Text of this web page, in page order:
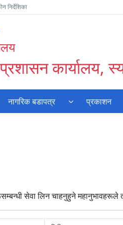
निर्देशिका
कार्यालय,
नागरिक बडापत्र प्रकाशन
सेवा लिन चाहनुहुने